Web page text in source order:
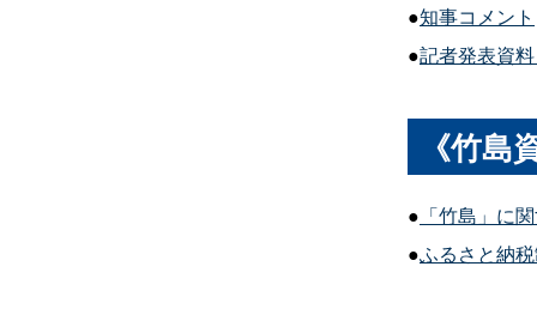
●知事コメント
●記者発表資
《竹
● 「竹島」に
●ふるさと納